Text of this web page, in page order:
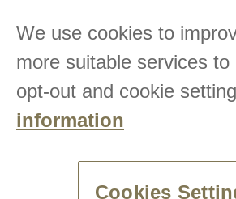
We use cookies to
more suitable services
opt-out and cookie
information
Cookies